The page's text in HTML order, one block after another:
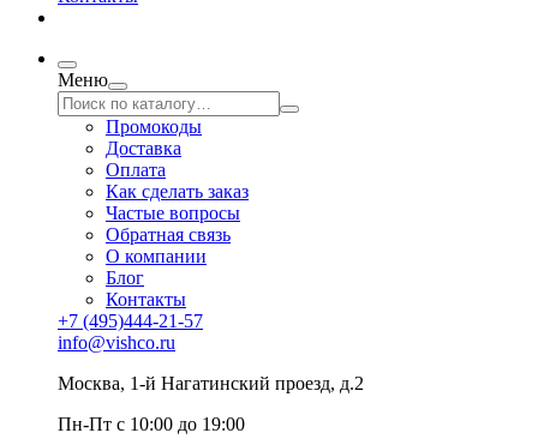
Меню
Промокоды
Доставка
Оплата
Как сделать заказ
Частые вопросы
Обратная связь
О компании
Блог
Контакты
+7 (495)444-21-57
info@vishco.ru
Москва, 1-й Нагатинский проезд, д.2
Пн-Пт с 10:00 до 19:00